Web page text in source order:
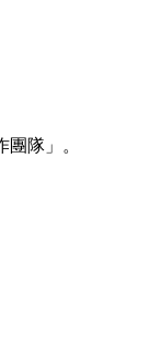
隊」。